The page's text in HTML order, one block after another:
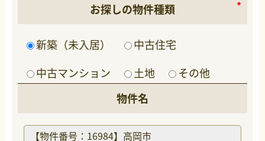
お探しの物件種類
新築（未入居）
中古住宅
中古マンション
土地
その他
物件名